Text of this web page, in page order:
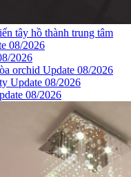
tây hồ thành trung tâm
08/2026
2026
orchid Update 08/2026
Update 08/2026
08/2026